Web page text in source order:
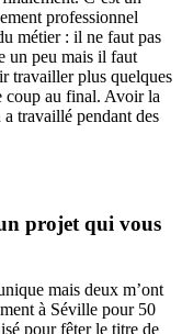
professionnel
métier : il ne faut pas
un peu mais il faut
travailler plus quelques
coup au final. Avoir la
travaillé pendant des
projet qui vous
mais deux m’ont
à Séville pour 50
pour fêter le titre de